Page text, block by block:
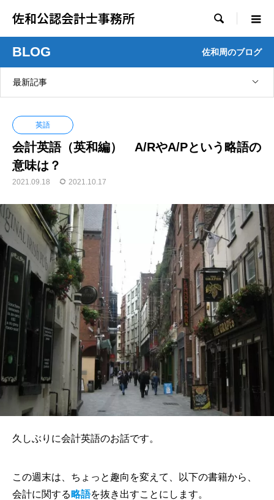
佐和公認会計士事務所 
BLOG 佐和周のブログ
最新記事
英語
会計英語（英和編） A/RやA/Pという略語の
意味は？
2021.09.18 2021.10.17
久しぶりに会計英語のお話です。
この週末は、ちょっと趣向を変えて、以下の書籍から、
会計に関する略語を抜き出すことにします。